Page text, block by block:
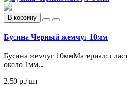
В корзину
Бусина Черный жемчуг 10мм
Бусина жемчуг 10ммМатериал:
около 1мм...
2.50 р./ шт